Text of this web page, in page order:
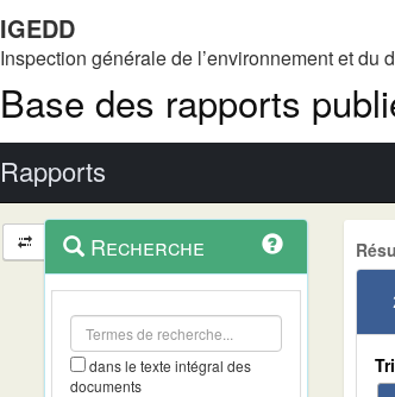
IGEDD
Inspection générale de l’environnement et du
Base des rapports
Rapports
Navigation
et
outils
contextuel
Recherche
dans le texte intégral des
documents